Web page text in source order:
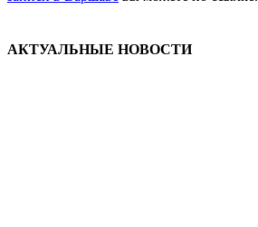
АКТУАЛЬНЫЕ НОВОСТИ